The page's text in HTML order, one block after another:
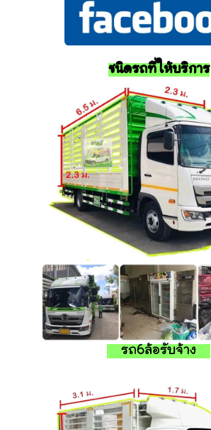
ชนิดรถที่ให้บริการ
รถ6ล้อรับจ้าง